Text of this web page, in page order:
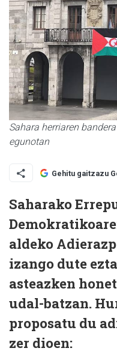
Sahara herriaren
egunotan
Gehitu gaitzazu
Saharako
aldeko
izango dute
asteazken
udal-batzan.
proposatu du
zer dioen: